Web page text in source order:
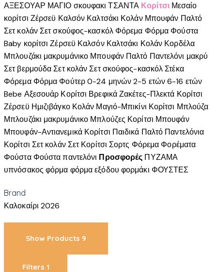
ΑΞΕΣΟΥΑΡ ΜΑΓΙΟ σκουφακι ΤΣΑΝΤΑ Κορίτσι Μεσαίο
κορίτσι Ζέρσεϋ Καλσόν Καλτσάκι Κολάν Μπουφάν Παλτό
Σετ κολάνΣετ σκούφος-κασκόλ Φόρεμα Φόρμα Φούστα
Baby κορίτσι Ζέρσεϋ Καλσόν Καλτσάκι Κολάν Κορδέλα
Μπλουζάκι μακρυμάνικο Μπουφάν Παλτό Παντελόνι μακρύ
Σετ βερμούδα Σετ κολάν Σετ σκούφος-κασκόλ Στέκα
Φόρεμα Φόρμα Φούτερ0-24 μηνών2-5 ετών6-16 ετών
Bebe Αξεσουάρ Κορίτσι ΒρεφικάΖακέτες-Πλεκτά Κορίτσι
Ζέρσεϋ Ημιζιβάγκο Κολάν Μαγιό-Μπικίνι Κορίτσι Μπλούζα
Μπλουζάκι μακρυμάνικο Μπλούζες Κορίτσι Μπουφάν
Μπουφάν-Αντιανεμικά Κορίτσι Παιδικά Παλτό Παντελόνια
Κορίτσι Σετ κολάν Σετ Κορίτσι Σορτς Φόρεμα Φορέματα
Φούστα Φούστα παντελόνι Προσφορές ΠΥΖΑΜΑ
υπνόσακος φόρμα φόρμα εξόδου φορμάκι ΦΟΥΣΤΕΣ
Brand
Καλοκαίρι 2026
Show Products 9
Filters 1